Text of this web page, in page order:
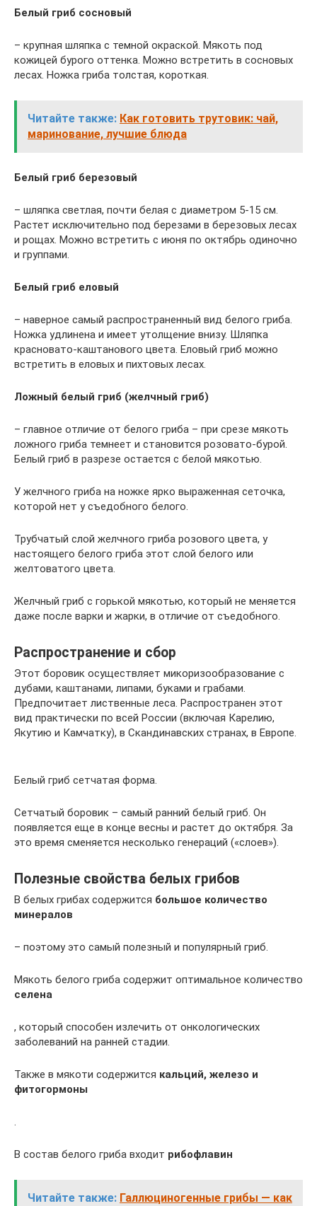
Белый гриб сосновый
– крупная шляпка с темной окраской. Мякоть под
кожицей бурого оттенка. Можно встретить в сосновых
лесах. Ножка гриба толстая, короткая.
Читайте также: Как готовить трутовик: чай,
маринование, лучшие блюда
Белый гриб березовый
– шляпка светлая, почти белая с диаметром 5-15 см.
Растет исключительно под березами в березовых лесах
и рощах. Можно встретить с июня по октябрь одиночно
и группами.
Белый гриб еловый
– наверное самый распространенный вид белого гриба.
Ножка удлинена и имеет утолщение внизу. Шляпка
красновато-каштанового цвета. Еловый гриб можно
встретить в еловых и пихтовых лесах.
Ложный белый гриб (желчный гриб)
– главное отличие от белого гриба – при срезе мякоть
ложного гриба темнеет и становится розовато-бурой.
Белый гриб в разрезе остается с белой мякотью.
У желчного гриба на ножке ярко выраженная сеточка,
которой нет у съедобного белого.
Трубчатый слой желчного гриба розового цвета, у
настоящего белого гриба этот слой белого или
желтоватого цвета.
Желчный гриб с горькой мякотью, который не меняется
даже после варки и жарки, в отличие от съедобного.
Распространение и сбор
Этот боровик осуществляет микоризообразование с
дубами, каштанами, липами, буками и грабами.
Предпочитает лиственные леса. Распространен этот
вид практически по всей России (включая Карелию,
Якутию и Камчатку), в Скандинавских странах, в Европе.
Белый гриб сетчатая форма.
Сетчатый боровик – самый ранний белый гриб. Он
появляется еще в конце весны и растет до октября. За
это время сменяется несколько генераций («слоев»).
Полезные свойства белых грибов
В белых грибах содержится большое количество
минералов
– поэтому это самый полезный и популярный гриб.
Мякоть белого гриба содержит оптимальное количество
селена
, который способен излечить от онкологических
заболеваний на ранней стадии.
Также в мякоти содержится кальций, железо и
фитогормоны
.
В состав белого гриба входит рибофлавин
Читайте также: Галлюциногенные грибы — как